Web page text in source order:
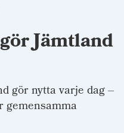
Jämtland
gör nytta varje dag –